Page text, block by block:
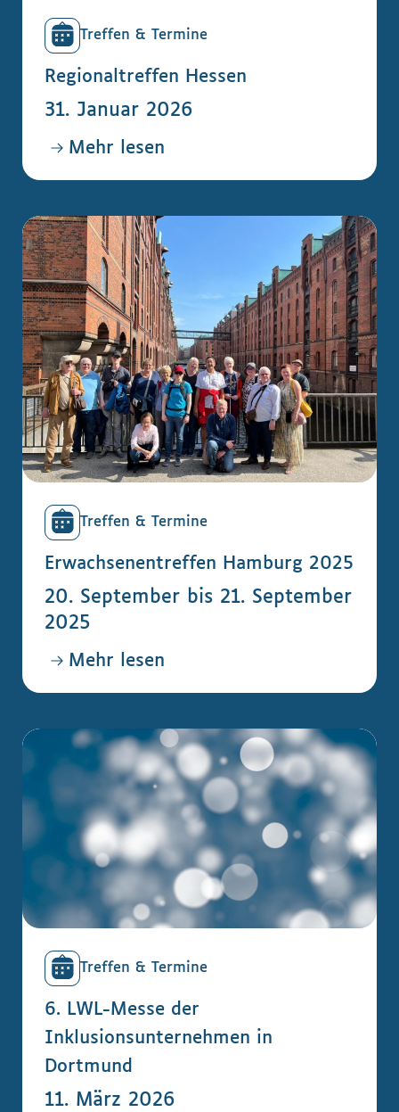
Treffen & Termine
Regionaltreffen Hessen
31. Januar 2026
Mehr lesen
Treffen & Termine
Erwachsenentreffen Hamburg 2025
20. September bis 21. September
2025
Mehr lesen
Treffen & Termine
6. LWL-Messe der
Inklusionsunternehmen in
Dortmund
11. März 2026